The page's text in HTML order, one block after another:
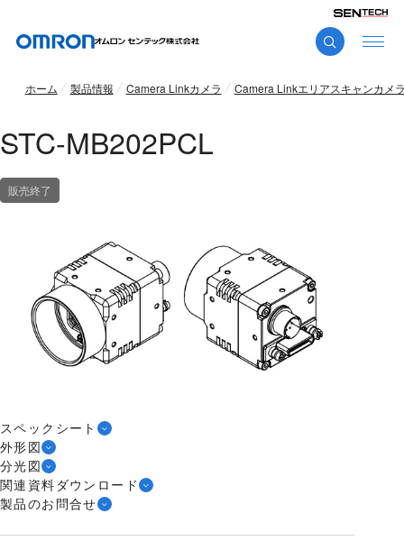
ホーム 製品情報 Camera Linkカメラ Camera Linkエリアスキャンカメ
STC-MB202PCL
販売終了
スペックシート
外形図
分光図
関連資料ダウンロード
製品のお問合せ